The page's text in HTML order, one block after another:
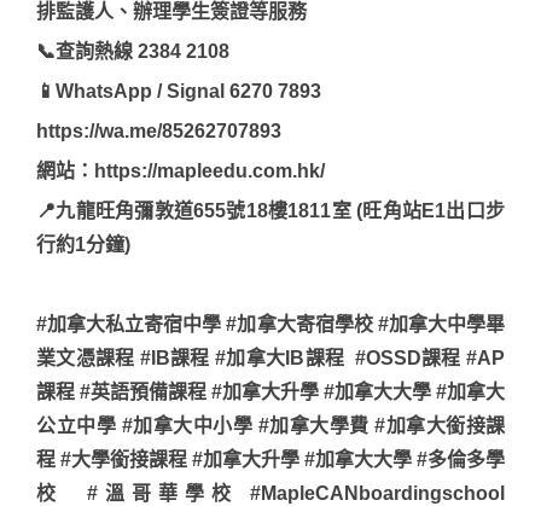
排監護人、辦理學生簽證等服務
📞查詢熱線 2384 2108
📱WhatsApp / Signal 6270 7893
https://wa.me/85262707893
網站：https://mapleedu.com.hk/
📍九龍旺角彌敦道655號18樓1811室 (旺角站E1出口步
行約1分鐘)
#加拿大私立寄宿中學 #加拿大寄宿學校 #加拿大中學畢
業文憑課程 #IB課程 #加拿大IB課程 #OSSD課程 #AP
課程 #英語預備課程 #加拿大升學 #加拿大大學 #加拿大
公立中學 #加拿大中小學 #加拿大學費 #加拿大銜接課
程 #大學銜接課程 #加拿大升學 #加拿大大學 #多倫多學
校 #溫哥華學校 #MapleCANboardingschool